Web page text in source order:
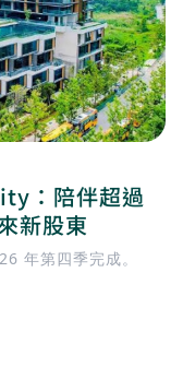
：陪伴超過
新股東
年第四季完成。